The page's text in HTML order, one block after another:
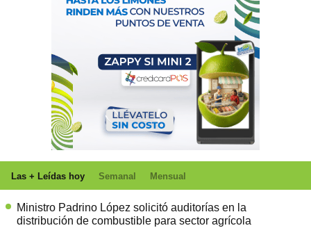
Las + Leídas hoy Semanal Mensual
Ministro Padrino López solicitó auditorías en la
distribución de combustible para sector agrícola